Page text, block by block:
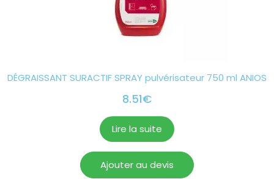
DÉGRAISSANT SURACTIF SPRAY pulvérisateur 750 ml ANIOS
8.51€
Lire la suite
Ajouter au devis